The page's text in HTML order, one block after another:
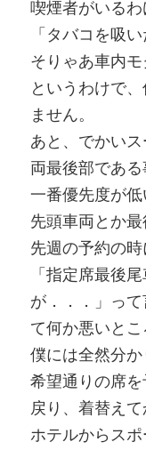
喫煙者がいる
「タバコを吸
そりゃあ車内モ
というわけで
ません。
あと、でかい
両最後部である
一番優先度が低
先頭車両とか最
先週の予約の時
「指定席最後
が．．．」っ
て何か悪いと
僕には全然分か
希望通りの席
戻り、着替え
ホテルからス